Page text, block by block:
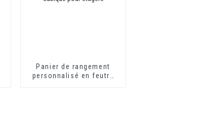
Panier de rangement
personnalisé en feutre